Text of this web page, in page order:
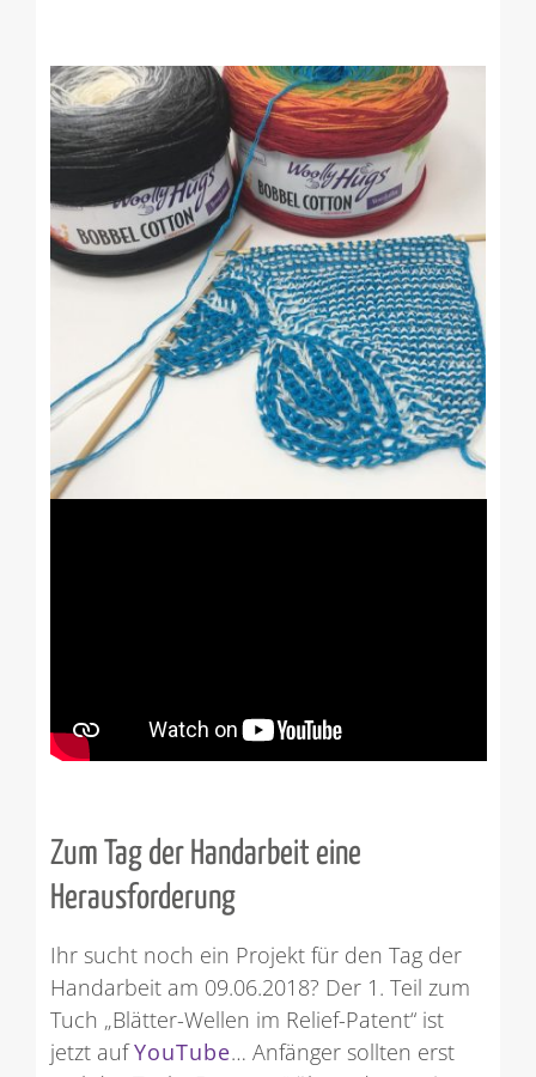
Zum Tag der Handarbeit eine
Herausforderung
Ihr sucht noch ein Projekt für den Tag der
Handarbeit am 09.06.2018? Der 1. Teil zum
Tuch „Blätter-Wellen im Relief-Patent“ ist
jetzt aufYouTube… Anfänger sollten erst